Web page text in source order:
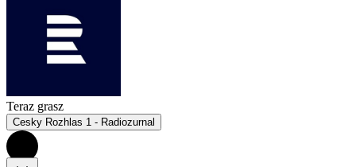
Teraz grasz
Cesky Rozhlas 1 - Radiozurnal